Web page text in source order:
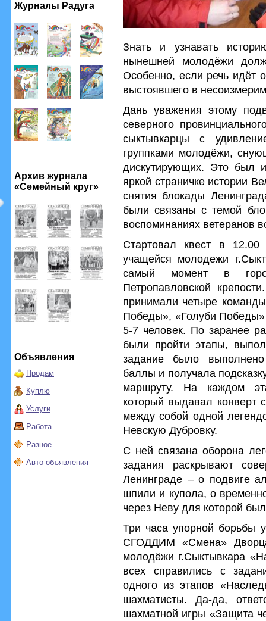
Журналы Радуга
Архив журнала
«Семейный круг»
Объявления
Продам
Куплю
Услуги
Работа
Разное
Авто-объявления
Знать и узнавать
нынешней молодёжи
Особенно, если речь идёт
выстоявшего в
Дань уважения этому
северного
сыктывкарцы с
группками молодёжи,
дискутирующих. Это был
яркой страничке истории
снятия блокады
были связаны с темой
воспоминаниях ветеранов
Стартовал квест в
учащейся молодежи
самый момент в
Петропавловской
принимали четыре
Победы», «Голуби
5-7 человек. По заранее
были пройти этапы,
задание было
баллы и получала
маршруту. На каждом
который выдавал конверт
между собой одной
Невскую Дубровку.
С ней связана оборона
задания раскрывают
Ленинграде – о подвиге
шпили и купола, о
через Неву для которой
Три часа упорной борьбы
СГОДДИМ «Смена»
молодёжи г.Сыктывкара
всех справились с
одного из этапов
шахматисты. Да-да,
шахматной игры «Защита